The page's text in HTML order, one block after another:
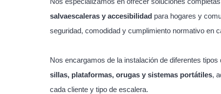
salvaescaleras y accesibilidad para hogares y
seguridad, comodidad y cumplimiento normativo en
Nos encargamos de la instalación de diferentes
sillas, plataformas, orugas y sistemas portátiles,
cada cliente y tipo de escalera.